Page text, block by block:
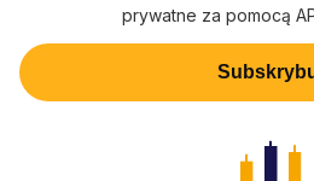
prywatne za pomocą